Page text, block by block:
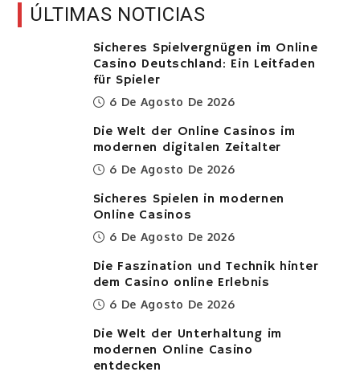
ÚLTIMAS NOTICIAS
Sicheres Spielvergnügen im Online
Casino Deutschland: Ein Leitfaden
für Spieler
6 De Agosto De 2026
Die Welt der Online Casinos im
modernen digitalen Zeitalter
6 De Agosto De 2026
Sicheres Spielen in modernen
Online Casinos
6 De Agosto De 2026
Die Faszination und Technik hinter
dem Casino online Erlebnis
6 De Agosto De 2026
Die Welt der Unterhaltung im
modernen Online Casino
entdecken